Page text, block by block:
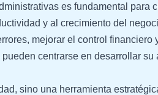
es fundamental para
y al crecimiento del
mejorar el control financiero
centrarse en desarrollar
sino una herramienta